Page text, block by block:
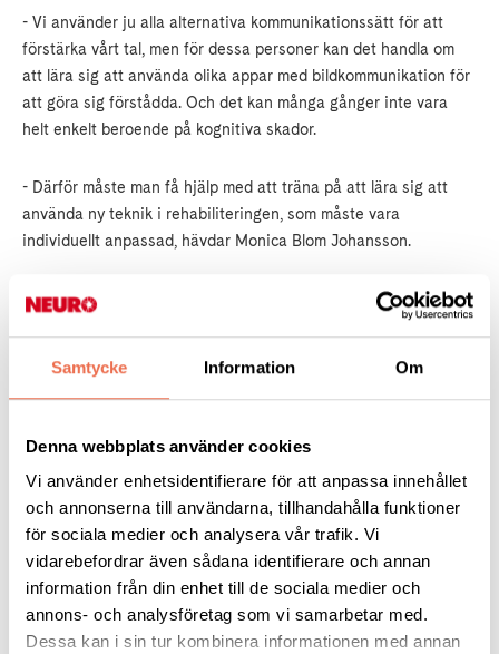
Samtycke Information Om
Denna webbplats använder cookies
Vi använder enhetsidentifierare för att anpassa innehållet
och annonserna till användarna, tillhandahålla funktioner
för sociala medier och analysera vår trafik. Vi
vidarebefordrar även sådana identifierare och annan
information från din enhet till de sociala medier och
annons- och analysföretag som vi samarbetar med.
Dessa kan i sin tur kombinera informationen med annan
- Vi använder ju alla alternativa kommunikationssätt för att
förstärka vårt tal, men för dessa personer kan det handla om
att lära sig att använda olika appar med bildkommunikation för
att göra sig förstådda. Och det kan många gånger inte vara
helt enkelt beroende på kognitiva skador.
- Därför måste man få hjälp med att träna på att lära sig att
använda ny teknik i rehabiliteringen, som måste vara
individuellt anpassad, hävdar Monica Blom Johansson.
Hennes forskargrupp genomför nu en pilotstudie och planerar
att den riktiga studien med afasidrabbade personer ska starta
under sitt första år med afasi.
Läs mer
Akademiska sjukhusets webbplats om afasistudien